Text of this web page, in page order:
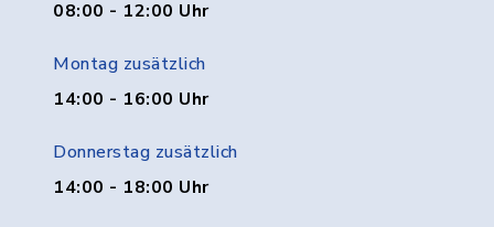
08:00 - 12:00 Uhr
Montag zusätzlich
14:00 - 16:00 Uhr
Donnerstag zusätzlich
14:00 - 18:00 Uhr